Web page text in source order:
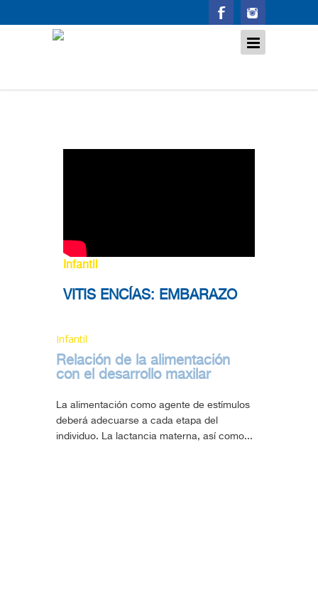
Infantil
VITIS ENCÍAS: EMBARAZO
Infantil
Relación de la alimentación
con el desarrollo maxilar
La alimentación como agente de estímulos
deberá adecuarse a cada etapa del
individuo. La lactancia materna, así como...